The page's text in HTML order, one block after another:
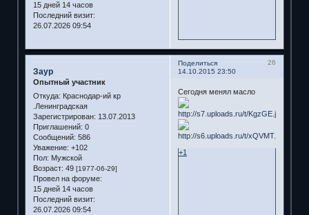
15 дней 14 часов
Последний визит:
26.07.2026 09:54
Поделиться
26
14.10.2015 23:50
Заур
Опытный участник
Откуда: Краснодар-ий кр
.Ленинградская
Зарегистрирован: 13.07.2013
Приглашений: 0
Сообщений: 586
Уважение: +102
Пол: Мужской
Возраст: 49 [1977-06-29]
Провел на форуме:
15 дней 14 часов
Последний визит:
26.07.2026 09:54
Сегодня менял масло
+1